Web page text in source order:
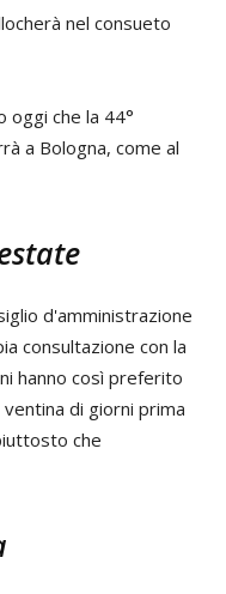
nel consueto
oggi che la 44°
a Bologna, come al
d'amministrazione
consultazione con la
hanno così preferito
di giorni prima
che